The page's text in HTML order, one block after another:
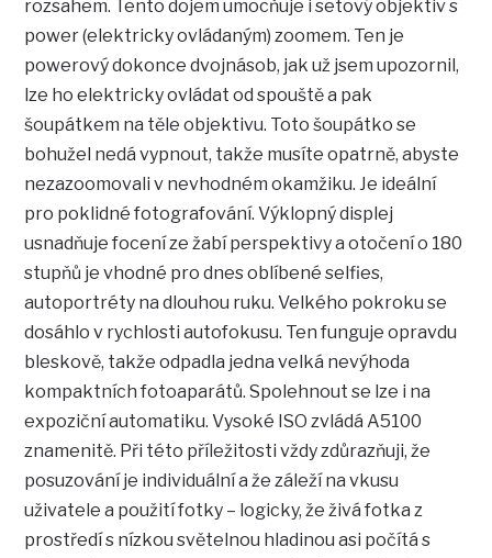
rozsahem. Tento dojem umocňuje i setový objektiv s
power (elektricky ovládaným) zoomem. Ten je
powerový dokonce dvojnásob, jak už jsem upozornil,
lze ho elektricky ovládat od spouště a pak
šoupátkem na těle objektivu. Toto šoupátko se
bohužel nedá vypnout, takže musíte opatrně, abyste
nezazoomovali v nevhodném okamžiku. Je ideální
pro poklidné fotografování. Výklopný displej
usnadňuje focení ze žabí perspektivy a otočení o 180
stupňů je vhodné pro dnes oblíbené selfies,
autoportréty na dlouhou ruku. Velkého pokroku se
dosáhlo v rychlosti autofokusu. Ten funguje opravdu
bleskově, takže odpadla jedna velká nevýhoda
kompaktních fotoaparátů. Spolehnout se lze i na
expoziční automatiku. Vysoké ISO zvládá A5100
znamenitě. Při této příležitosti vždy zdůrazňuji, že
posuzování je individuální a že záleží na vkusu
uživatele a použití fotky – logicky, že živá fotka z
prostředí s nízkou světelnou hladinou asi počítá s